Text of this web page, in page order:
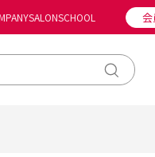
SALONSCHOOL